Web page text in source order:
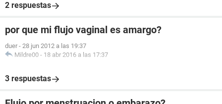
2 respuestas
por que mi flujo vaginal es amargo?
duer - 28 jun 2012 a las 19:37
Mildre00 - 18 abr 2016 a las 17:37
3 respuestas